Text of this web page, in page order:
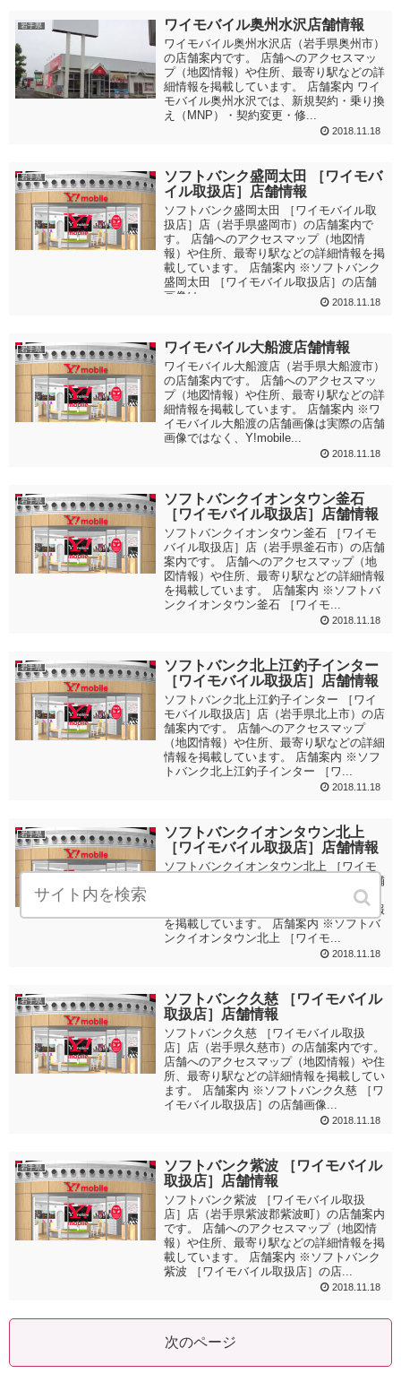
岩手県 ワイモバイル奥州水沢店舗情報
ワイモバイル奥州水沢店（岩手県奥州市）
の店舗案内です。 店舗へのアクセスマッ
プ（地図情報）や住所、最寄り駅などの詳
細情報を掲載しています。 店舗案内 ワイ
モバイル奥州水沢では、新規契約・乗り換
え（MNP）・契約変更・修...
2018.11.18
岩手県
ソフトバンク盛岡太田 ［ワイモバ
イル取扱店］店舗情報
ソフトバンク盛岡太田 ［ワイモバイル取
扱店］店（岩手県盛岡市）の店舗案内で
す。 店舗へのアクセスマップ（地図情
報）や住所、最寄り駅などの詳細情報を掲
載しています。 店舗案内 ※ソフトバンク
盛岡太田 ［ワイモバイル取扱店］の店舗
画像は...
2018.11.18
岩手県 ワイモバイル大船渡店舗情報
ワイモバイル大船渡店（岩手県大船渡市）
の店舗案内です。 店舗へのアクセスマッ
プ（地図情報）や住所、最寄り駅などの詳
細情報を掲載しています。 店舗案内 ※ワ
イモバイル大船渡の店舗画像は実際の店舗
画像ではなく、Y!mobile...
2018.11.18
岩手県
ソフトバンクイオンタウン釜石
［ワイモバイル取扱店］店舗情報
ソフトバンクイオンタウン釜石 ［ワイモ
バイル取扱店］店（岩手県釜石市）の店舗
案内です。 店舗へのアクセスマップ（地
図情報）や住所、最寄り駅などの詳細情報
を掲載しています。 店舗案内 ※ソフトバ
ンクイオンタウン釜石 ［ワイモ...
2018.11.18
岩手県
ソフトバンク北上江釣子インター
［ワイモバイル取扱店］店舗情報
ソフトバンク北上江釣子インター ［ワイ
モバイル取扱店］店（岩手県北上市）の店
舗案内です。 店舗へのアクセスマップ
（地図情報）や住所、最寄り駅などの詳細
情報を掲載しています。 店舗案内 ※ソフ
トバンク北上江釣子インター ［ワ...
2018.11.18
岩手県
ソフトバンクイオンタウン北上
［ワイモバイル取扱店］店舗情報
ソフトバンクイオンタウン北上 ［ワイモ
バイル取扱店］店（岩手県北上市）の店舗
案内です。 店舗へのアクセスマップ（地
図情報）や住所、最寄り駅などの詳細情報
を掲載しています。 店舗案内 ※ソフトバ
ンクイオンタウン北上 ［ワイモ...
2018.11.18
岩手県
ソフトバンク久慈 ［ワイモバイル
取扱店］店舗情報
ソフトバンク久慈 ［ワイモバイル取扱
店］店（岩手県久慈市）の店舗案内です。
店舗へのアクセスマップ（地図情報）や住
所、最寄り駅などの詳細情報を掲載してい
ます。 店舗案内 ※ソフトバンク久慈 ［ワ
イモバイル取扱店］の店舗画像...
2018.11.18
岩手県
ソフトバンク紫波 ［ワイモバイル
取扱店］店舗情報
ソフトバンク紫波 ［ワイモバイル取扱
店］店（岩手県紫波郡紫波町）の店舗案内
です。 店舗へのアクセスマップ（地図情
報）や住所、最寄り駅などの詳細情報を掲
載しています。 店舗案内 ※ソフトバンク
紫波 ［ワイモバイル取扱店］の店...
2018.11.18
次のページ